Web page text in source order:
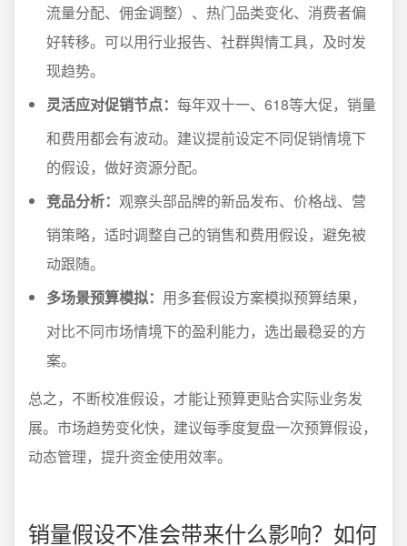
流量分配、佣金调整）、热门品类变化、消费者偏
好转移。可以用行业报告、社群舆情工具，及时发
现趋势。
灵活应对促销节点： 每年双十一、618等大促，销量
和费用都会有波动。建议提前设定不同促销情境下
的假设，做好资源分配。
竞品分析： 观察头部品牌的新品发布、价格战、营
销策略，适时调整自己的销售和费用假设，避免被
动跟随。
多场景预算模拟： 用多套假设方案模拟预算结果，
对比不同市场情境下的盈利能力，选出最稳妥的方
案。
总之，不断校准假设，才能让预算更贴合实际业务发
展。市场趋势变化快，建议每季度复盘一次预算假设，
动态管理，提升资金使用效率。
销量假设不准会带来什么影响？如何